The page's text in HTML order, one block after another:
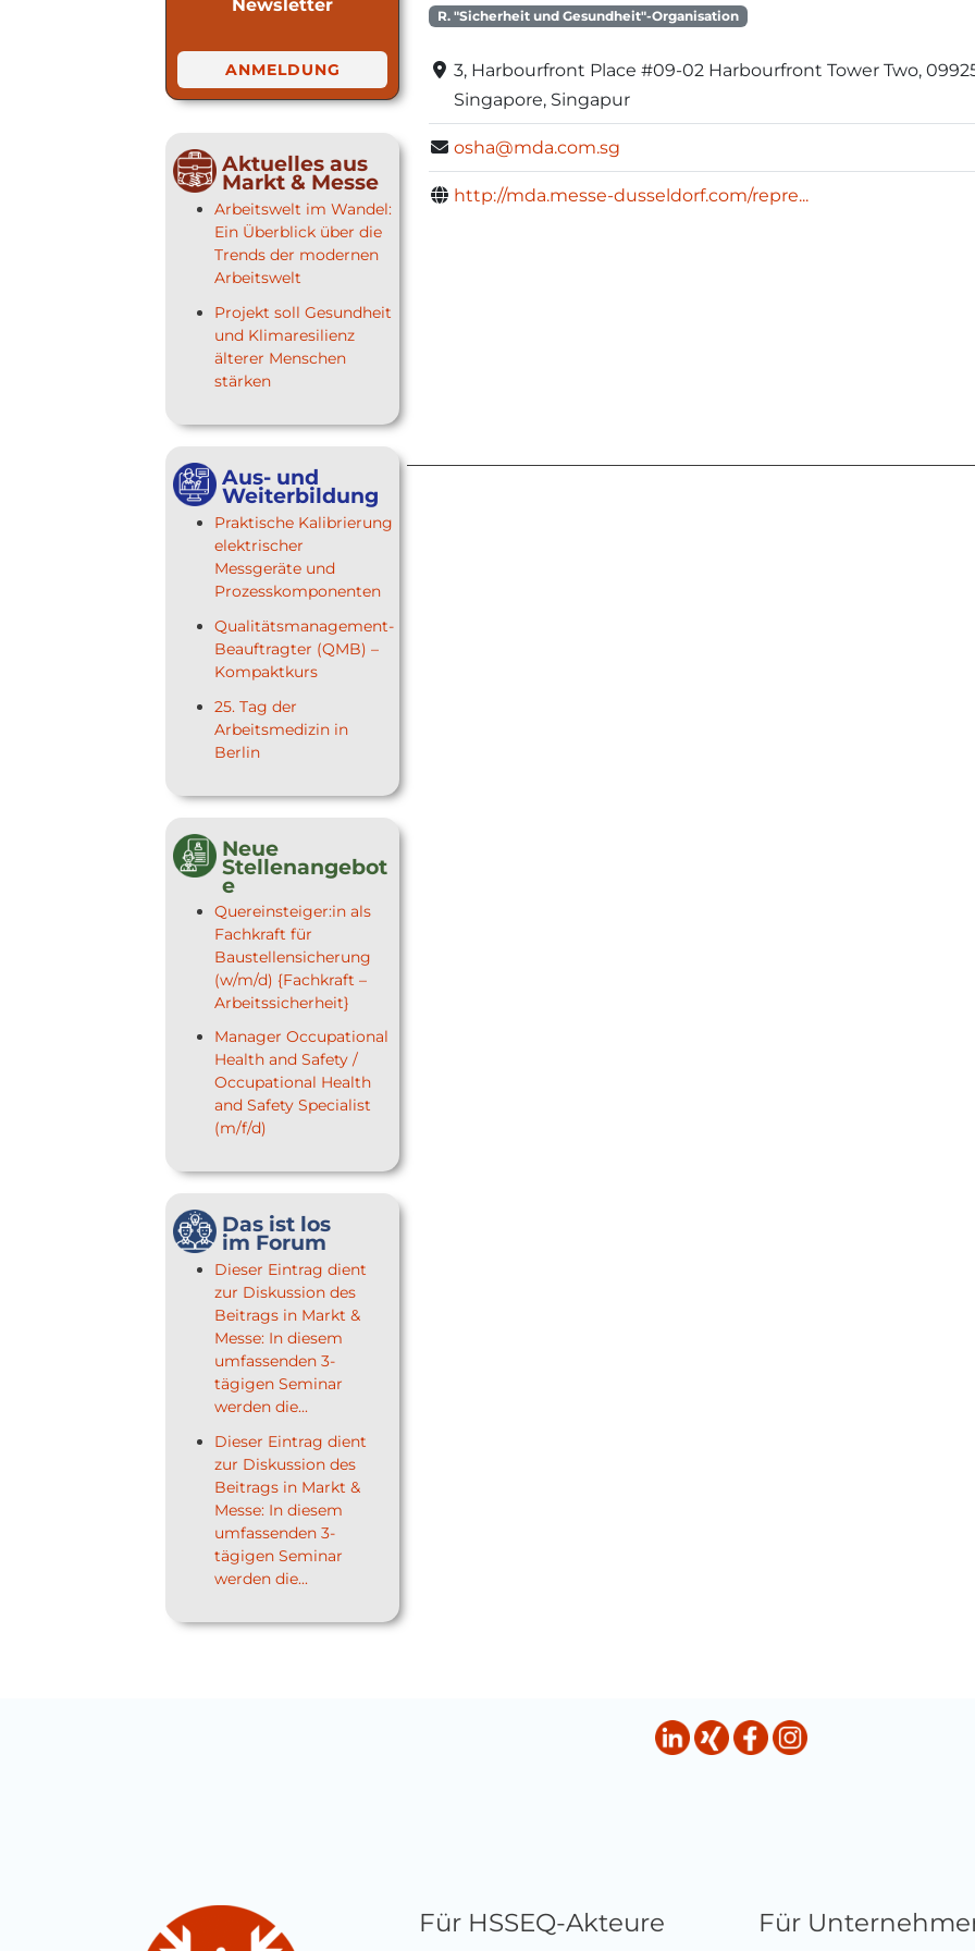
Newsletter
ANMELDUNG
Aktuelles aus
Markt & Messe
Arbeitswelt im Wandel:
Ein Überblick über die
Trends der modernen
Arbeitswelt
Projekt soll Gesundheit
und Klimaresilienz
älterer Menschen
stärken
Aus- und
Weiterbildung
Praktische Kalibrierung
elektrischer
Messgeräte und
Prozesskomponenten
Qualitätsmanagement-
Beauftragter (QMB) –
Kompaktkurs
25. Tag der
Arbeitsmedizin in
Berlin
Neue
Stellenangebot
e
Quereinsteiger:in als
Fachkraft für
Baustellensicherung
(w/m/d) {Fachkraft –
Arbeitssicherheit}
Manager Occupational
Health and Safety /
Occupational Health
and Safety Specialist
(m/f/d)
Das ist los
im Forum
Dieser Eintrag dient
zur Diskussion des
Beitrags in Markt &
Messe: In diesem
umfassenden 3-
tägigen Seminar
werden die...
Dieser Eintrag dient
zur Diskussion des
Beitrags in Markt &
Messe: In diesem
umfassenden 3-
tägigen Seminar
werden die...
R. "Sicherheit und Gesundheit"-Organisation
3, Harbourfront Place #09-02 Harbourfront Tower Two,
Singapore, Singapur
osha@mda.com.sg
http://mda.messe-dusseldorf.com/repre...
Für HSSEQ-Akteure Für